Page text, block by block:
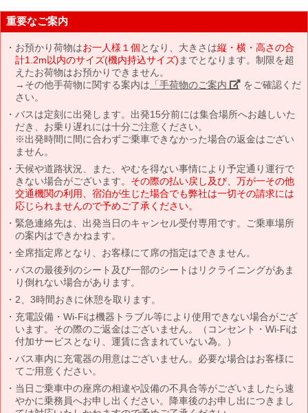
重要なご案内
お預かり荷物はお一人様１個となり、大きさは縦・横・高さの合
計1.2m以内のサイズ(機内持込サイズ) までとなります。制限を超
えたお荷物はお預かりできません。
→その他手荷物に関する案内は 「手荷物のご案内」 をご確認くだ
さい。
バスは定刻に出発します。出発15分前には集合場所へお越しいた
だき、お乗り遅れには十分ご注意ください。
※出発時間に間に合わずご乗車できなかった場合の返金はござい
ません。
天候や道路状況、また、やむを得ない事情により予定通り運行で
きない場合がございます。 その際の払い戻し及び、万が一その他
交通機関の利用、宿泊が生じた場合でも弊社は一切その請求には
応じられませんので予めご了承ください。
緊急連絡先は、出発当日のキャンセル受付専用です。ご乗車場所
の案内はできかねます。
全席指定席となり、お客様にて席の指定はできません。
バスの最後列のシート及び一部のシートはリクライニングがあま
り倒れない場合があります。
2、3時間おきに休憩を取ります。
充電設備・Wi-Fiは機器トラブル等により使用できない場合がござ
います。その際のご返金はございません。（コンセント・Wi-Fiは
付加サービスとなり、運賃に含まれていない為。）
バス車内に充電器の用意はございません。必要な場合はお客様に
てご用意ください。
当日ご乗車中の座席の相違や設備の不具合等がございましたら速
やかに乗務員へお申し出ください。降車後のお申し出につきまし